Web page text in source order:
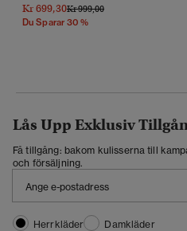
Kr 699,30Pris Reducerat Från
Kr 999,00Till
Du Sparar 30 %
Lås Upp Exklusiv
Få tillgång: bakom kulisserna till
och försäljning.
Herrkläder Damkläder